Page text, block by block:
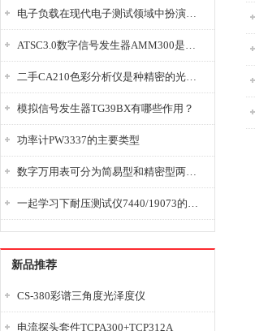
电子负载在现代电子测试领域中扮演着重要的角色
ATSC3.0数字信号发生器AMM300是能够产生各种数字信号的电子设备
二手CA210色彩分析仪是种精密的光学测量仪器
模拟信号发生器TG39BX有哪些作用？
功率计PW3337的主要类型
数字万用表可分为简易型和精密型两大类
一起学习下耐压测试仪7440/19073的使用方法
新品推荐
CS-380彩谱三角度光泽度仪
电流探头套件TCPA300+TCP312A